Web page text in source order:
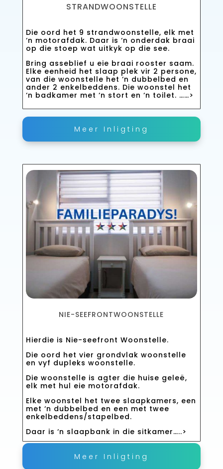
STRANDWOONSTELLE
Die oord het 9 strandwoonstelle, elk met
‘n motorafdak. Daar is ‘n onderdak braai
op die stoep wat uitkyk op die see.
Bring asseblief u eie braai rooster saam.
Elke eenheid het slaap plek vir 2 persone,
van die woonstelle het ‘n dubbelbed en
ander 2 enkelbeddens. Die woonstel het
‘n badkamer met ‘n stort en ‘n toilet. ……>
Meer Inligting
NIE-SEEFRONTWOONSTELLE
Hierdie is Nie-seefront Woonstelle.
Die oord het vier grondvlak woonstelle
en vyf dupleks woonstelle.
Die woonstelle is agter die huise geleë,
elk met hul eie motorafdak.
Elke woonstel het twee slaapkamers, een
met ‘n dubbelbed en een met twee
enkelbeddens/stapelbed.
Daar is ‘n slaapbank in die sitkamer…..>
Meer Inligting